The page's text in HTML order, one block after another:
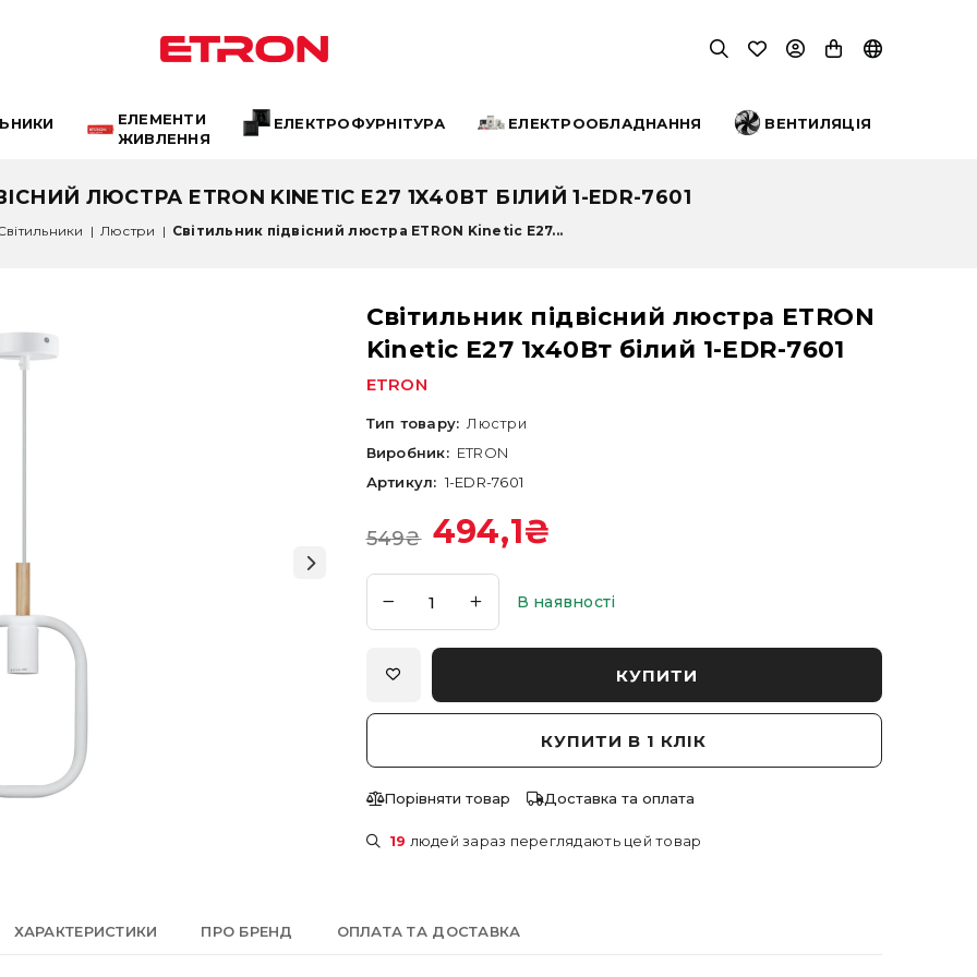
ЕЛЕМЕНТИ
ЖИВЛЕННЯ
ЕЛЕКТРОФУРНІТУРА ЕЛЕКТРООБЛАДНАННЯ ВЕНТИЛЯЦІЯ
ЛЮСТРА ETRON KINETIC E27 1X40ВТ БІЛИЙ 1-EDR-7601
| Люстри | Світильник підвісний люстра ETRON Kinetic E27...
Світильник підвісний люстра ETRON
Kinetic E27 1x40Вт білий 1-EDR-7601
ETRON
Тип товару: Люстри
Виробник: ETRON
Артикул: 1-EDR-7601
549₴ 494,1₴
В наявності
КУПИТИ
КУПИТИ В 1 КЛІК
Порівняти товар Доставка та оплата
19 людей зараз переглядають цей товар
ХАРАКТЕРИСТИКИ ПРО БРЕНД ОПЛАТА ТА ДОСТАВКА